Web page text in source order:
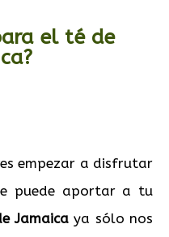
el té de
empezar a disfrutar
puede aportar a tu
Jamaica ya sólo nos